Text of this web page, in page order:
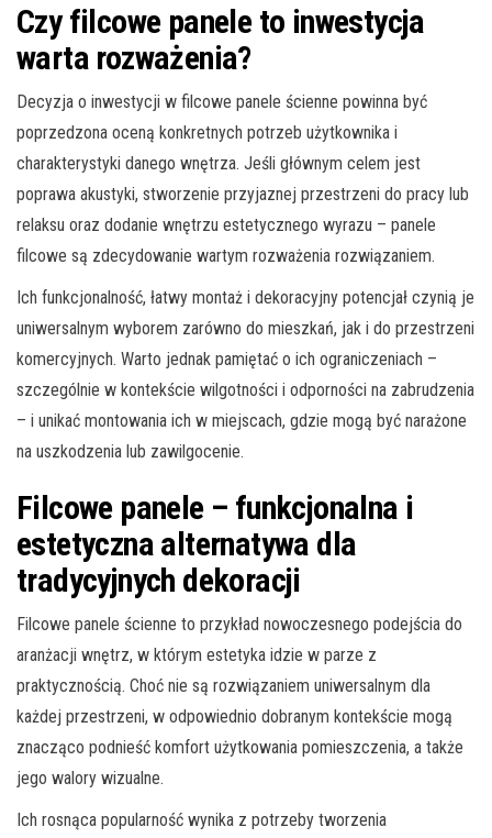
Czy filcowe panele to inwestycja
warta rozważenia?
Decyzja o inwestycji w filcowe panele ścienne powinna być
poprzedzona oceną konkretnych potrzeb użytkownika i
charakterystyki danego wnętrza. Jeśli głównym celem jest
poprawa akustyki, stworzenie przyjaznej przestrzeni do pracy lub
relaksu oraz dodanie wnętrzu estetycznego wyrazu – panele
filcowe są zdecydowanie wartym rozważenia rozwiązaniem.
Ich funkcjonalność, łatwy montaż i dekoracyjny potencjał czynią je
uniwersalnym wyborem zarówno do mieszkań, jak i do przestrzeni
komercyjnych. Warto jednak pamiętać o ich ograniczeniach –
szczególnie w kontekście wilgotności i odporności na zabrudzenia
– i unikać montowania ich w miejscach, gdzie mogą być narażone
na uszkodzenia lub zawilgocenie.
Filcowe panele – funkcjonalna i
estetyczna alternatywa dla
tradycyjnych dekoracji
Filcowe panele ścienne to przykład nowoczesnego podejścia do
aranżacji wnętrz, w którym estetyka idzie w parze z
praktycznością. Choć nie są rozwiązaniem uniwersalnym dla
każdej przestrzeni, w odpowiednio dobranym kontekście mogą
znacząco podnieść komfort użytkowania pomieszczenia, a także
jego walory wizualne.
Ich rosnąca popularność wynika z potrzeby tworzenia